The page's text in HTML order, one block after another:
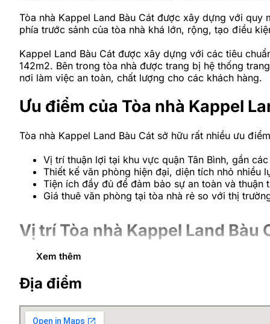
Tòa nhà Kappel Land Bàu Cát được xây dựng với
phía trước sảnh của tòa nhà khá lớn, rộng, tạo điều
Kappel Land Bàu Cát được xây dựng với các tiêu
142m2. Bên trong tòa nhà được trang bị hệ thống
nơi làm việc an toàn, chất lượng cho các khách hàng.
Ưu điểm của Tòa nhà Kappel
Tòa nhà Kappel Land Bàu Cát sở hữu rất nhiều ưu
Vị trí thuận lợi tại khu vực quận Tân Bình, gần
Thiết kế văn phòng hiện đại, diện tích nhỏ nhiều
Tiện ích đầy đủ để đảm bảo sự an toàn và thuận
Giá thuê văn phòng tại tòa nhà rẻ so với thị
Vị trí Tòa nhà Kappel Land Bàu
Vị trí tòa nhà Kappel Land Bàu Cát tọa lạc tại số 25
tranh cùng nhiều cơ hội phát triển.
Tòa nhà nằm ngay tại vị trí đoạn giao cắt Bàu Cát –
đường lớn nhỏ khác trong nội thành, dễ dàng giao
Xem thêm
Địa điểm